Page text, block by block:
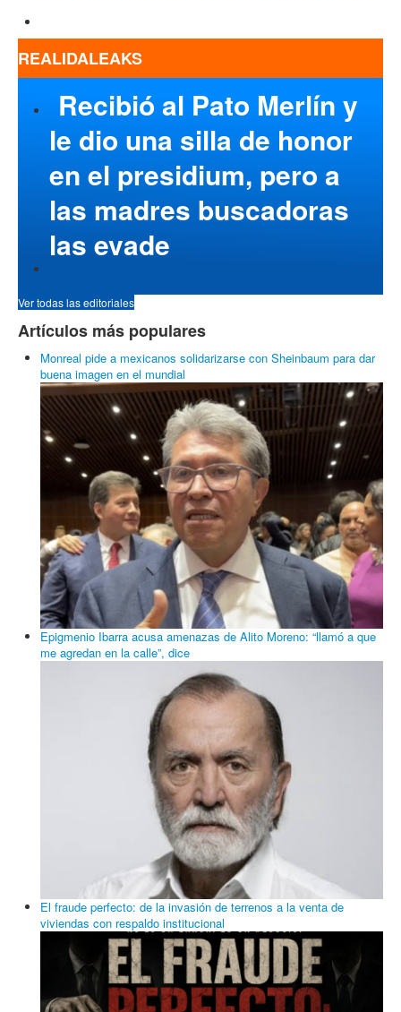
REALIDALEAKS
Recibió al Pato Merlín y
le dio una silla de honor
en el presidium, pero a
las madres buscadoras
las evade
Ver todas las editoriales
Artículos más populares
Monreal pide a mexicanos solidarizarse con Sheinbaum para dar
buena imagen en el mundial
Epigmenio Ibarra acusa amenazas de Alito Moreno: “llamó a que
me agredan en la calle”, dice
El fraude perfecto: de la invasión de terrenos a la venta de
viviendas con respaldo institucional